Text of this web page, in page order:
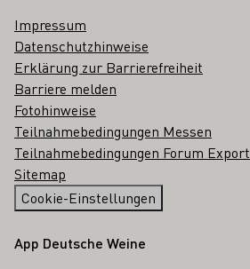
Impressum
Datenschutzhinweise
Erklärung zur Barrierefreiheit
Barriere melden
Fotohinweise
Teilnahmebedingungen Messen
Teilnahmebedingungen Forum Export
Sitemap
Cookie-Einstellungen
App Deutsche Weine